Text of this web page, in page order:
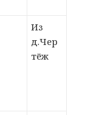
Из
д.Чер
тёж